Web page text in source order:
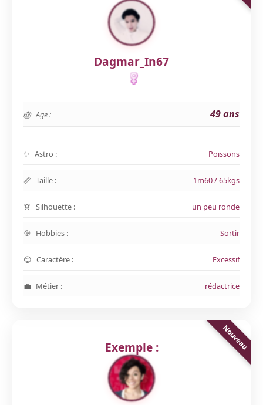
Dagmar_In67
Age : 49 ans
Astro : Poissons
Taille : 1m60 / 65kgs
Silhouette : un peu ronde
Hobbies : Sortir
Caractère : Excessif
Métier : rédactrice
Exemple :